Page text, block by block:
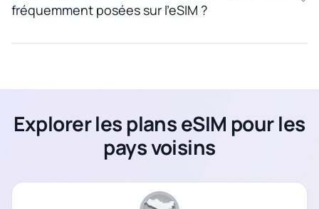
fréquemment posées sur l'eSIM ?
Explorer les plans eSIM pour les
pays voisins